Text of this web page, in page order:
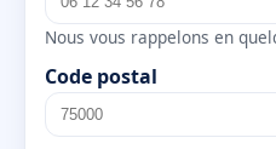
Nous vous rappelons en
Code postal